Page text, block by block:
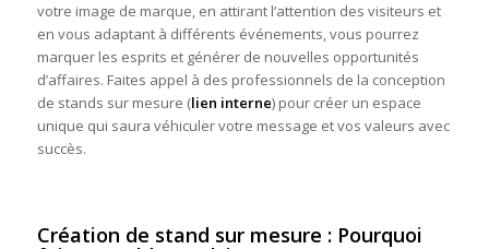
votre image de marque, en attirant l’attention des visiteurs et
en vous adaptant à différents événements, vous pourrez
marquer les esprits et générer de nouvelles opportunités
d’affaires. Faites appel à des professionnels de la conception
de stands sur mesure (lien interne) pour créer un espace
unique qui saura véhiculer votre message et vos valeurs avec
succès.
Création de stand sur mesure : Pourquoi